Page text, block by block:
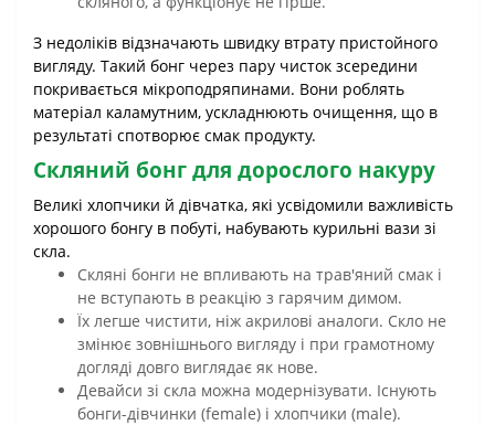
З недоліків відзначають швидку втрату пристойного
вигляду. Такий бонг через пару чисток зсередини
покривається мікроподряпинами. Вони роблять
матеріал каламутним, ускладнюють очищення, що в
результаті спотворює смак продукту.
Скляний бонг для дорослого накуру
Великі хлопчики й дівчатка, які усвідомили важливість
хорошого бонгу в побуті, набувають курильні вази зі
скла.
Скляні бонги не впливають на трав'яний смак і
не вступають в реакцію з гарячим димом.
Їх легше чистити, ніж акрилові аналоги. Скло не
змінює зовнішнього вигляду і при грамотному
догляді довго виглядає як нове.
Девайси зі скла можна модернізувати. Існують
бонги-дівчинки (female) і хлопчики (male).